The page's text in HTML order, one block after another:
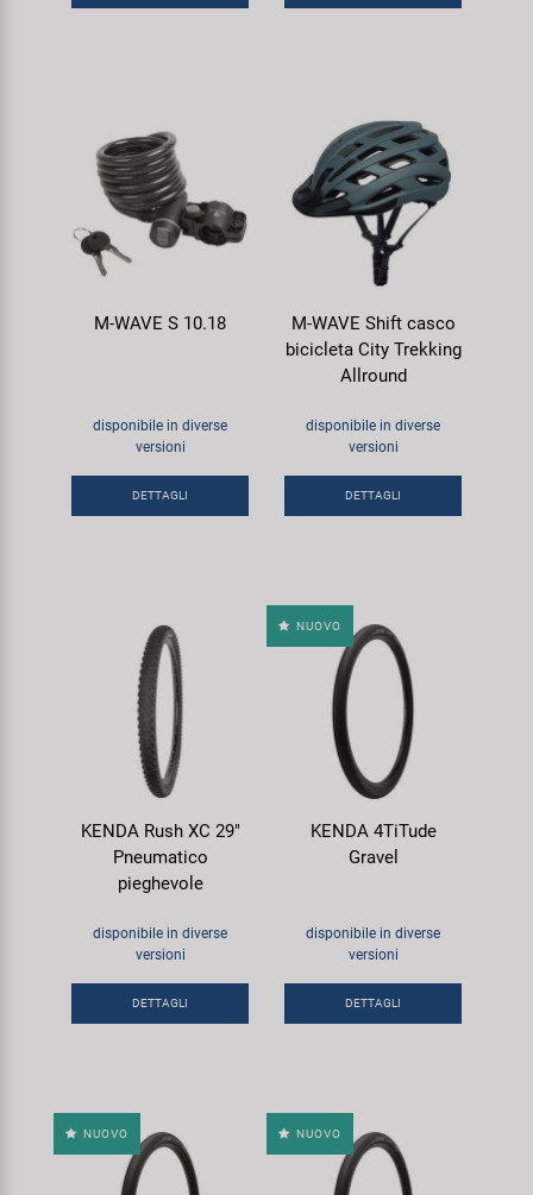
M-WAVE S 10.18
disponibile in diverse
versioni
DETTAGLI
M-WAVE Shift casco
bicicleta City Trekking
Allround
disponibile in diverse
versioni
DETTAGLI
KENDA Rush XC 29"
Pneumatico
pieghevole
disponibile in diverse
versioni
DETTAGLI
NUOVO
KENDA 4TiTude
Gravel
disponibile in diverse
versioni
DETTAGLI
NUOVO NUOVO